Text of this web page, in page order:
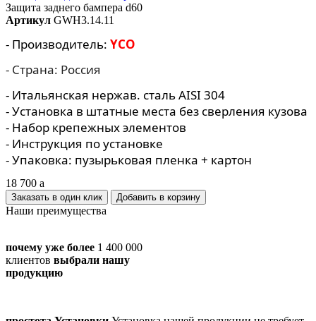
Защита заднего бампера d60
Артикул GWH3.14.11
- Производитель: YCO
- Страна: Россия
- Итальянская нержав. сталь AISI 304
- Установка в штатные места без сверления кузова
- Набор крепежных элементов
- Инструкция по установке
- Упаковка: пузырьковая пленка + картон
18 700 a
Заказать в один клик
Наши преимущества
почему уже более 1 400 000
клиентов выбрали нашу
продукцию